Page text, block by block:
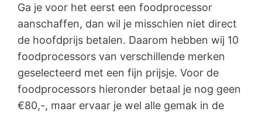
Ga je voor het eerst een foodprocessor
aanschaffen, dan wil je misschien niet direct
de hoofdprijs betalen. Daarom hebben wij 10
foodprocessors van verschillende merken
geselecteerd met een fijn prijsje. Voor de
foodprocessors hieronder betaal je nog geen
€80,-, maar ervaar je wel alle gemak in de